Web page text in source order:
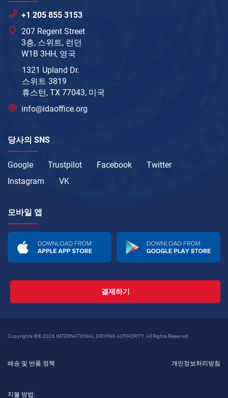
+1 205 855 3153
207 Regent Street
3층, 스위트, 런던
W1B 3HH, 영국
1321 Upland Dr.
스위트 3819
휴스턴, TX 77043, 미국
info@idaoffice.org
당사의 SNS
Google Trustpilot Facebook
Twitter
Instagram
VK
모바일 앱
결제하기
Copyrights ©© 2026 INTERNATIONAL DRIVING AUTHORITY. All Rights Reserved
배송 및 반품 정책 개인정보처리방침
지불 방법: